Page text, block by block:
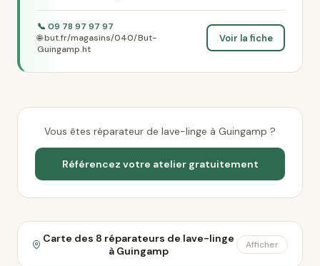
📞 09 78 97 97 97
🌐 but.fr/magasins/040/But-
Guingamp.ht
Voir la fiche
Vous êtes réparateur de lave-linge à Guingamp ?
Référencez votre atelier gratuitement
Carte des 8 réparateurs de lave-linge
à Guingamp
Afficher